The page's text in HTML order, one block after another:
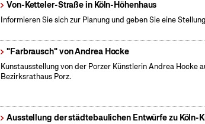
Von-Ketteler-Straße in Köln-Höhenhaus
Informieren Sie sich zur Planung und geben Sie eine
"Farbrausch" von Andrea Hocke
Kunstausstellung von der Porzer Künstlerin Andrea Hocke
Bezirksrathaus Porz.
Ausstellung der städtebaulichen Entwürfe zu Köln-